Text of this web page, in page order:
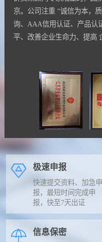
京。公司注重 “诚信为本，
询、AAA信用认证、产品认
平、改善企业生命力、提高
极速申报
快速提交资料、加急申
报，最短时间完成申
报，快至7天出证
信息保密